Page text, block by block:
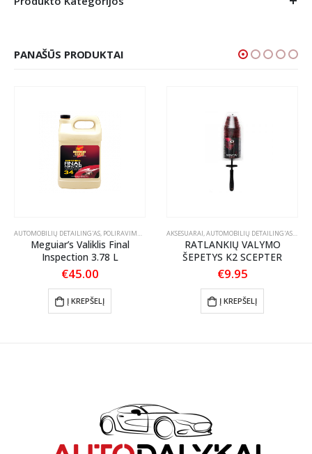
PANAŠŪS PRODUKTAI
PRIEŽIŪRA,TEKSTILĖS PRIEŽIŪRA
AUTOMOBILIŲ DETAILING'AS, POLIRAVIMAS POLIRAVIMO PASTOS VALIKLIAI
Meguiar’s Valiklis Final
Inspection 3.78 L
€45.00
Į KREPŠELĮ
AKSESUARAI,AUTOMOBILIŲ DETAILING'AS,
RATLANKIŲ VALYMO
ŠEPETYS K2 SCEPTER
€9.95
Į KREPŠELĮ